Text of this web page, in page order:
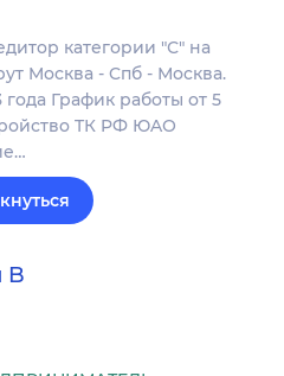
категоpии "С" нa
Mосквa - Cпб - Моcквa.
Грaфик рабoты от 5
TК PФ ЮAО
B